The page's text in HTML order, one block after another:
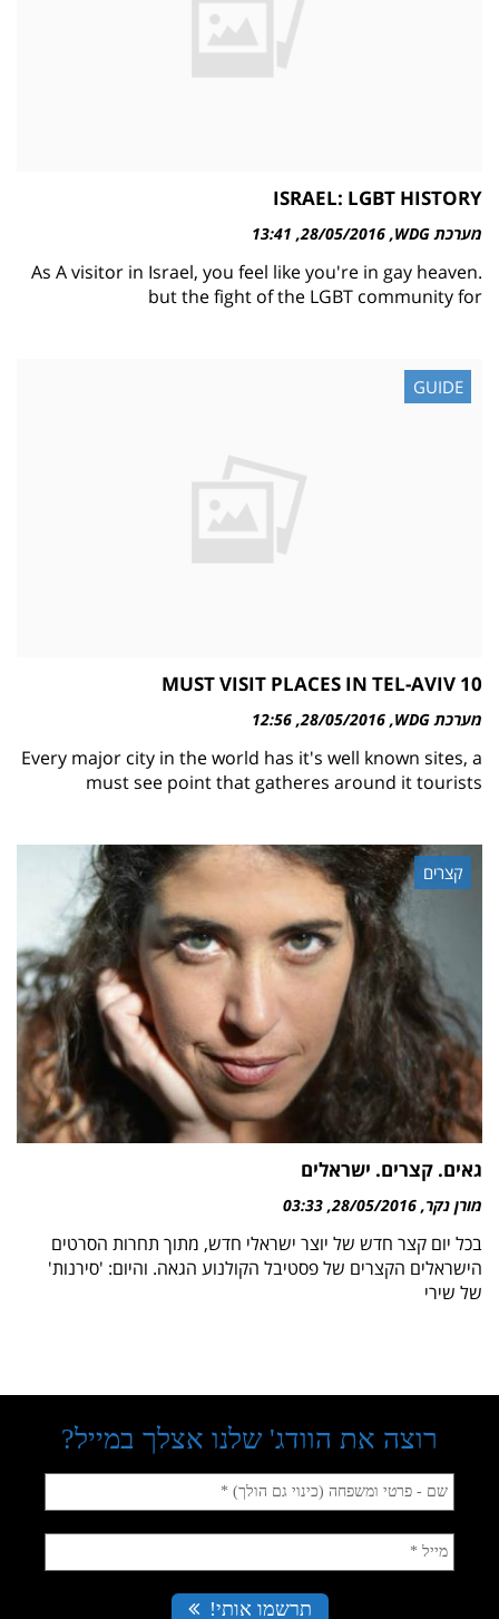
ISRAEL: LGBT HISTORY
מערכת WDG 28/05/2016
13:41
As A visitor in Israel, you feel like you're in gay heaven.
but the fight of the LGBT community for
GUIDE
10 MUST VISIT PLACES IN TEL-AVIV
מערכת WDG 28/05/2016
12:56
Every major city in the world has it's well known sites, a
must see point that gatheres around it tourists
קצרים
גאים. קצרים. ישראלים
מורן נקר 28/05/2016
03:33
בכל יום קצר חדש של יוצר ישראלי חדש, מתוך תחרות הסרטים
הישראלים הקצרים של פסטיבל הקולנוע הגאה. והיום: 'סירנות'
של שירי